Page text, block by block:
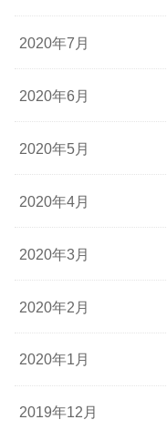
2020年7月
2020年6月
2020年5月
2020年4月
2020年3月
2020年2月
2020年1月
2019年12月